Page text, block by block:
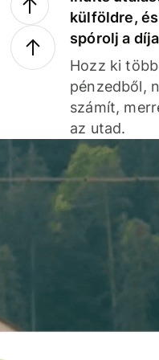
külföldre, és
spórolj a
Hozz ki
pénzedből,
számít,
az utad.